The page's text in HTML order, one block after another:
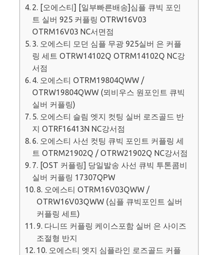
2. [오에스티] [일부빠른배송]심플 큐빅 포인
트 실버 925 커플링 OTRW16V03
OTRM16V03 NC서면점
3. 오에스티 모던 심플 무광 925실버 은 커플
링 세트 OTRW14102Q OTRM14102Q NC강
서점
4. 오에스티 OTRM19804QWW /
OTRW19804QWW (뫼비우스 원포인트 큐빅
실버 커플링)
5. 오에스티 슬림 엣지 컷팅 실버 로즈골드 반
지 OTRF16413N NC강서점
6. 오에스티 사선 컷팅 큐빅 포인트 커플링 세
트 OTRM21902Q / OTRW21902Q NC강서점
7. [OST 커플링] 당일발송 사선 큐빅 투톤콤비
실버 커플링 17307QPW
8. 오에스티 OTRM16V03QWW /
OTRW16V03QWW (심플 큐빅포인트 실버
커플링 세트)
9. 다니뜨 커플링 케이스포함 실버 은 사이즈
조절형 반지
10. 오에스티 엣지 심플라인 로즈골드 커플